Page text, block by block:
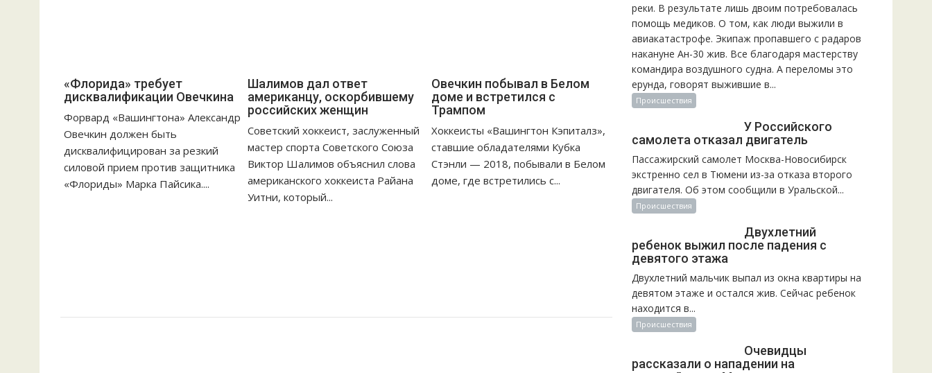
«Флорида» требует
дисквалификации Овечкина
Форвард «Вашингтона» Александр
Овечкин должен быть
дисквалифицирован за резкий
силовой прием против защитника
«Флориды» Марка Пайсика....
Шалимов дал ответ
американцу, оскорбившему
российских женщин
Советский хоккеист, заслуженный
мастер спорта Советского Союза
Виктор Шалимов объяснил слова
американского хоккеиста Райана
Уитни, который...
Овечкин побывал в Белом
доме и встретился с
Трампом
Хоккеисты «Вашингтон Кэпиталз»,
ставшие обладателями Кубка
Стэнли — 2018, побывали в Белом
доме, где встретились с...
реки. В результате лишь двоим потребовалась
помощь медиков. О том, как люди выжили в
авиакатастрофе. Экипаж пропавшего с радаров
накануне Ан-30 жив. Все благодаря мастерству
командира воздушного судна. А переломы это
ерунда, говорят выжившие в...
Происшествия
У Российского
самолета отказал двигатель
Пассажирский самолет Москва-Новосибирск
экстренно сел в Тюмени из-за отказа второго
двигателя. Об этом сообщили в Уральской...
Происшествия
Двухлетний
ребенок выжил после падения с
девятого этажа
Двухлетний мальчик выпал из окна квартиры на
девятом этаже и остался жив. Сейчас ребенок
находится в...
Происшествия
Очевидцы
рассказали о нападении на